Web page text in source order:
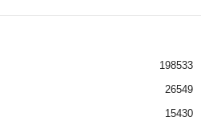
198533
26549
15430